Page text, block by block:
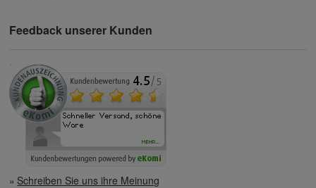
Feedback unserer Kunden
Schreiben Sie uns ihre Meinung